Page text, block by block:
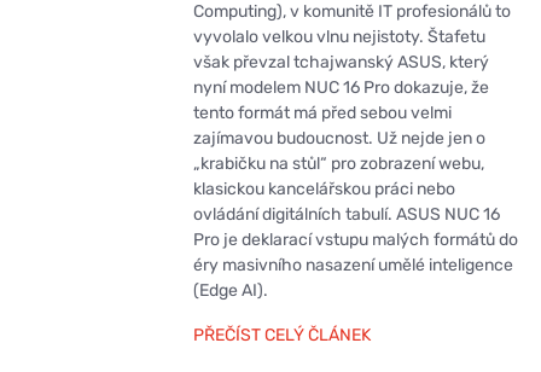
Computing), v komunitě IT profesionálů to
vyvolalo velkou vlnu nejistoty. Štafetu
však převzal tchajwanský ASUS, který
nyní modelem NUC 16 Pro dokazuje, že
tento formát má před sebou velmi
zajímavou budoucnost. Už nejde jen o
„krabičku na stůl“ pro zobrazení webu,
klasickou kancelářskou práci nebo
ovládání digitálních tabulí. ASUS NUC 16
Pro je deklarací vstupu malých formátů do
éry masivního nasazení umělé inteligence
(Edge AI).
PŘEČÍST CELÝ ČLÁNEK